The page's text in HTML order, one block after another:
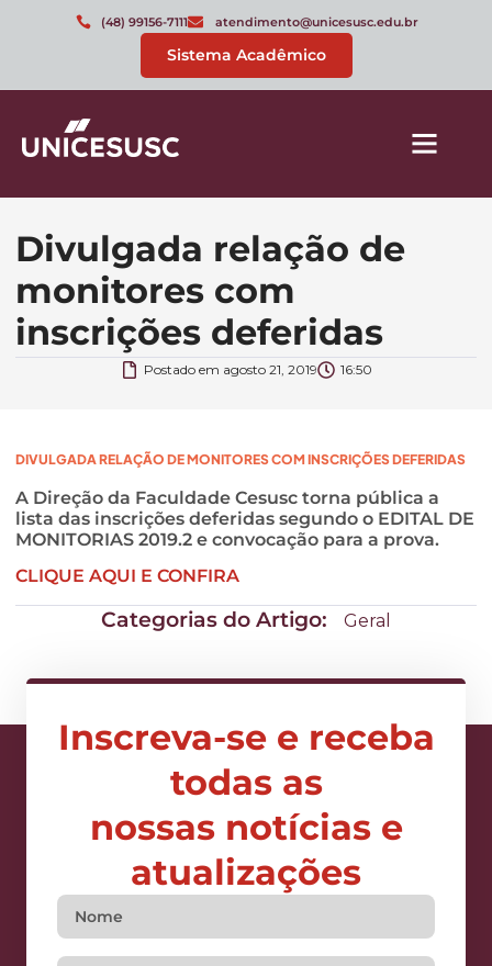
(48) 99156-7111 atendimento@unicesusc.edu.br
Sistema Acadêmico
Divulgada relação de
monitores com
inscrições deferidas
Postado em agosto 21, 2019 16:50
DIVULGADA RELAÇÃO DE MONITORES COM INSCRIÇÕES DEFERIDAS
A Direção da Faculdade Cesusc torna pública a
lista das inscrições deferidas segundo o EDITAL DE
MONITORIAS 2019.2 e convocação para a prova.
CLIQUE AQUI E CONFIRA
Categorias do Artigo: Geral
Inscreva-se e receba
todas as
nossas notícias e
atualizações